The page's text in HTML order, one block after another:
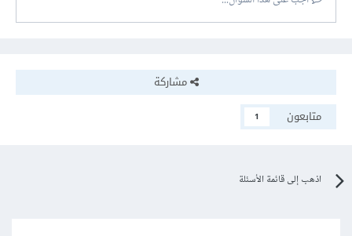
مشاركة
متابعون
1
اذهب إلى قائمة الأسئلة